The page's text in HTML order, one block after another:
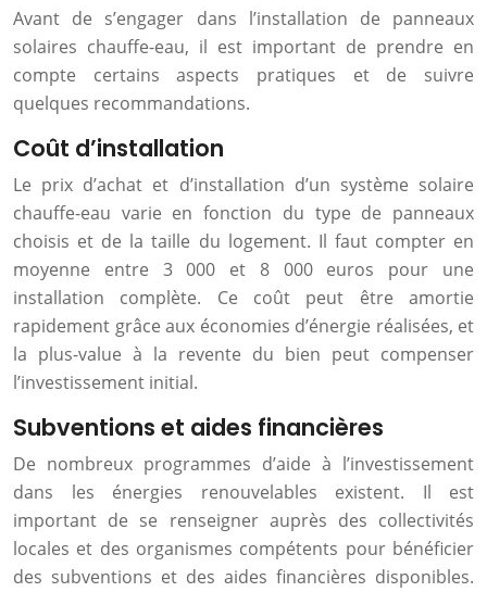
Avant de s’engager dans l’installation de panneaux
solaires chauffe-eau, il est important de prendre en
compte certains aspects pratiques et de suivre
quelques recommandations.
Coût d’installation
Le prix d’achat et d’installation d’un système solaire
chauffe-eau varie en fonction du type de panneaux
choisis et de la taille du logement. Il faut compter en
moyenne entre 3 000 et 8 000 euros pour une
installation complète. Ce coût peut être amortie
rapidement grâce aux économies d’énergie réalisées, et
la plus-value à la revente du bien peut compenser
l’investissement initial.
Subventions et aides financières
De nombreux programmes d’aide à l’investissement
dans les énergies renouvelables existent. Il est
important de se renseigner auprès des collectivités
locales et des organismes compétents pour bénéficier
des subventions et des aides financières disponibles.